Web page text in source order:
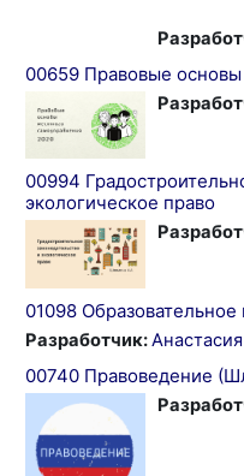
00659 Правовые
00994
экологическое право
01098 Образовательное
Разработчик:
00740 Правоведение